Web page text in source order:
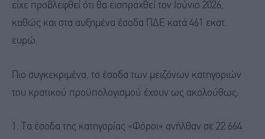
είχε προβλεφθεί ότι θα εισπραχθεί τον Ιούνιο 2026,
καθώς και στα αυξημένα έσοδα ΠΔΕ κατά 461 εκατ.
ευρώ.
Πιο συγκεκριμένα, τα έσοδα των μειζόνων κατηγοριών
του κρατικού προϋπολογισμού έχουν ως ακολούθως:
1. Τα έσοδα της κατηγορίας «Φόροι» ανήλθαν σε 22.664